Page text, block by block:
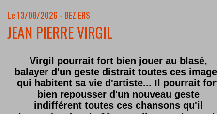
Le 13/08/2026 - BEZIERS
JEAN PIERRE VIRGIL
Virgil pourrait fort bien jouer au blasé,
balayer d'un geste distrait toutes ces
qui habitent sa vie d'artiste... Il pourrait
bien repousser d'un nouveau geste
indifférent toutes ces chansons qu'il